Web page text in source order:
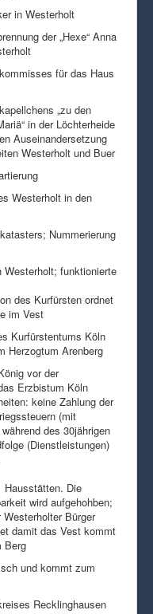
in Westerholt
der „Hexe“ Anna
für das Haus
„zu den
in der Löchterheide
Auseinandersetzung
Westerholt und Buer
Westerholt in den
Nummerierung
Westerholt; funktionierte
des Kurfürsten ordnet
im Vest
Kurfürstentums Köln
Herzogtum Arenberg
vor der
Erzbistum Köln
keine Zahlung der
(mit
des 30jährigen
(Dienstleistungen)
Hausstätten. Die
wird aufgehohben;
Bürger
damit das Vest kommt
Berg
und kommt zum
Recklinghausen